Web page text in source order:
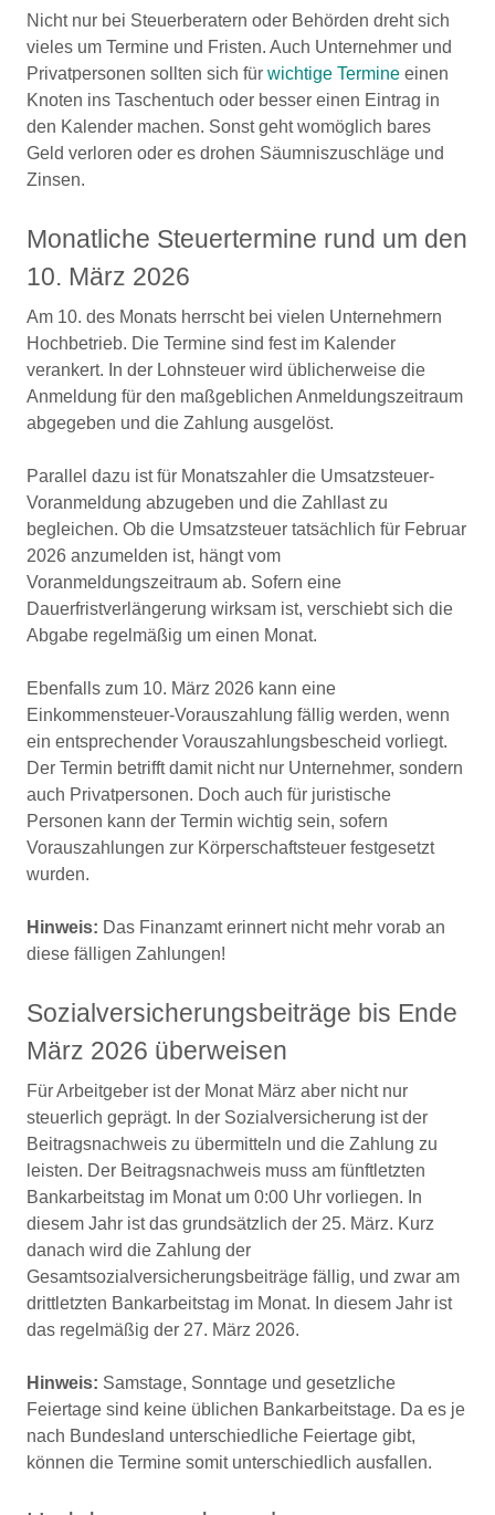
Nicht nur bei Steuerberatern oder Behörden dreht sich
vieles um Termine und Fristen. Auch Unternehmer und
Privatpersonen sollten sich für wichtige Termine einen
Knoten ins Taschentuch oder besser einen Eintrag in
den Kalender machen. Sonst geht womöglich bares
Geld verloren oder es drohen Säumniszuschläge und
Zinsen.
Monatliche Steuertermine rund um den
10. März 2026
Am 10. des Monats herrscht bei vielen Unternehmern
Hochbetrieb. Die Termine sind fest im Kalender
verankert. In der Lohnsteuer wird üblicherweise die
Anmeldung für den maßgeblichen Anmeldungszeitraum
abgegeben und die Zahlung ausgelöst.
Parallel dazu ist für Monatszahler die Umsatzsteuer-
Voranmeldung abzugeben und die Zahllast zu
begleichen. Ob die Umsatzsteuer tatsächlich für Februar
2026 anzumelden ist, hängt vom
Voranmeldungszeitraum ab. Sofern eine
Dauerfristverlängerung wirksam ist, verschiebt sich die
Abgabe regelmäßig um einen Monat.
Ebenfalls zum 10. März 2026 kann eine
Einkommensteuer-Vorauszahlung fällig werden, wenn
ein entsprechender Vorauszahlungsbescheid vorliegt.
Der Termin betrifft damit nicht nur Unternehmer, sondern
auch Privatpersonen. Doch auch für juristische
Personen kann der Termin wichtig sein, sofern
Vorauszahlungen zur Körperschaftsteuer festgesetzt
wurden.
Hinweis: Das Finanzamt erinnert nicht mehr vorab an
diese fälligen Zahlungen!
Sozialversicherungsbeiträge bis Ende
März 2026 überweisen
Für Arbeitgeber ist der Monat März aber nicht nur
steuerlich geprägt. In der Sozialversicherung ist der
Beitragsnachweis zu übermitteln und die Zahlung zu
leisten. Der Beitragsnachweis muss am fünftletzten
Bankarbeitstag im Monat um 0:00 Uhr vorliegen. In
diesem Jahr ist das grundsätzlich der 25. März. Kurz
danach wird die Zahlung der
Gesamtsozialversicherungsbeiträge fällig, und zwar am
drittletzten Bankarbeitstag im Monat. In diesem Jahr ist
das regelmäßig der 27. März 2026.
Hinweis: Samstage, Sonntage und gesetzliche
Feiertage sind keine üblichen Bankarbeitstage. Da es je
nach Bundesland unterschiedliche Feiertage gibt,
können die Termine somit unterschiedlich ausfallen.